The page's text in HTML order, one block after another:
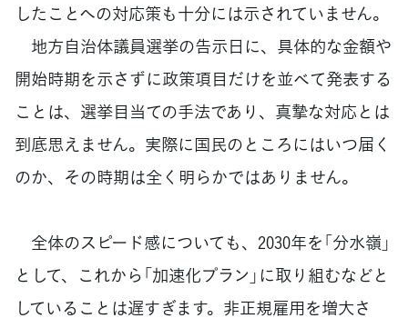
したことへの対応策も十分には示されていません。
地方自治体議員選挙の告示日に、具体的な金額や
開始時期を示さずに政策項目だけを並べて発表する
ことは、選挙目当ての手法であり、真摯な対応とは
到底思えません。実際に国民のところにはいつ届く
のか、その時期は全く明らかではありません。
全体のスピード感についても、2030年を「分水嶺」
として、これから「加速化プラン」に取り組むなどと
していることは遅すぎます。非正規雇用を増大さ